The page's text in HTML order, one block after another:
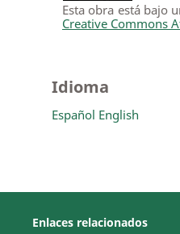
Esta obra está bajo
Creative Commons
Idioma
Español English
Enlaces relacionados